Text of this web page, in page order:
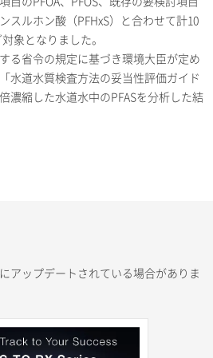
スルホン酸（PFHxS）と合わせて計10
象となりました。
る省令の規定に基づき環境大臣が定め
水道水質検査方法の妥当性評価ガイド
濃縮した水道水中のPFASを分析した結
アップデートされている場合がありま